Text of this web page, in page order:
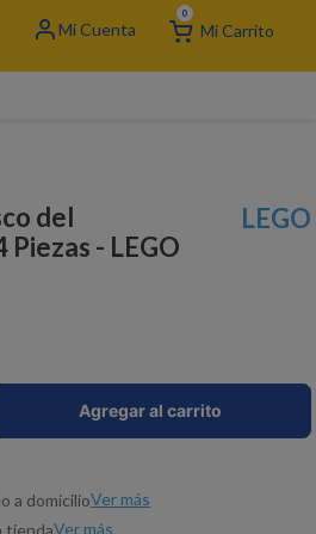
0
del
- LEGO
LEGO
Agregar al carrito
a domicilioVer más
tiendaVer más